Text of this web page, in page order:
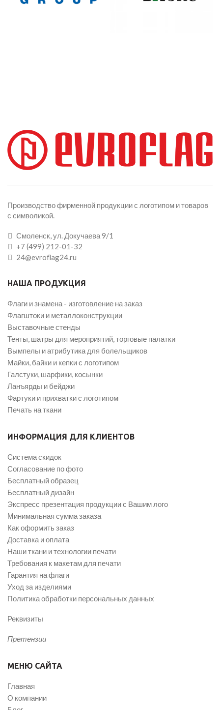
Производство фирменной продукции с логотипом и товаров
с символикой.
Смоленск, ул. Докучаева 9/1
+7 (499) 212-01-32
24@evroflag24.ru
НАША ПРОДУКЦИЯ
Флаги и знамена - изготовление на заказ
Флагштоки и металлоконструкции
Выставочные стенды
Тенты, шатры для мероприятий, торговые палатки
Вымпелы и атрибутика для болельщиков
Майки, байки и кепки с логотипом
Галстуки, шарфики, косынки
Ланъярды и бейджи
Фартуки и прихватки с логотипом
Печать на ткани
ИНФОРМАЦИЯ ДЛЯ КЛИЕНТОВ
Система скидок
Согласование по фото
Бесплатный образец
Бесплатный дизайн
Экспресс презентация продукции с Вашим лого
Минимальная сумма заказа
Как оформить заказ
Доставка и оплата
Наши ткани и технологии печати
Требования к макетам для печати
Гарантия на флаги
Уход за изделиями
Политика обработки персональных данных
Реквизиты
Претензии
МЕНЮ САЙТА
Главная
О компании